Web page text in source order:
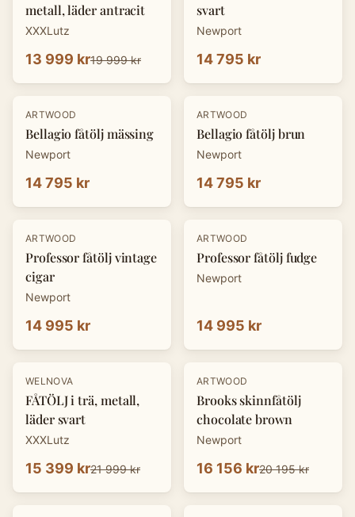
metall, läder antracit
XXXLutz
13 999 kr19 999 kr
svart
Newport
14 795 kr
ARTWOOD
Bellagio fåtölj mässing
Newport
14 795 kr
ARTWOOD
Bellagio fåtölj brun
Newport
14 795 kr
ARTWOOD
Professor fåtölj vintage
cigar
Newport
14 995 kr
ARTWOOD
Professor fåtölj fudge
Newport
14 995 kr
-30 %
WELNOVA
FÅTÖLJ i trä, metall,
läder svart
XXXLutz
15 399 kr21 999 kr
-20%
ARTWOOD
Brooks skinnfåtölj
chocolate brown
Newport
16 156 kr20 195 kr